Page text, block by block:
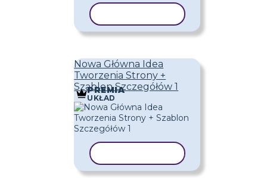
Nowa Główna Idea
Tworzenia Strony +
Szablon Szczegółów 1
PREMIA
UKŁAD